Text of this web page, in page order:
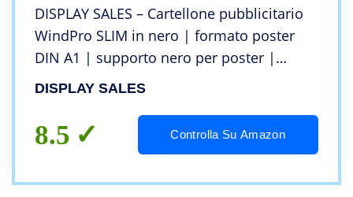
DISPLAY SALES – Cartellone pubblicitario
WindPro SLIM in nero | formato poster
DIN A1 | supporto nero per poster |
pannello pubblicitario utilizzabile su
DISPLAY SALES
8.5 Controlla Su Amazon